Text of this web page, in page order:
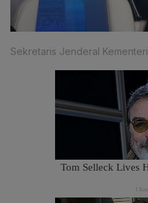
Sekretaris Jenderal